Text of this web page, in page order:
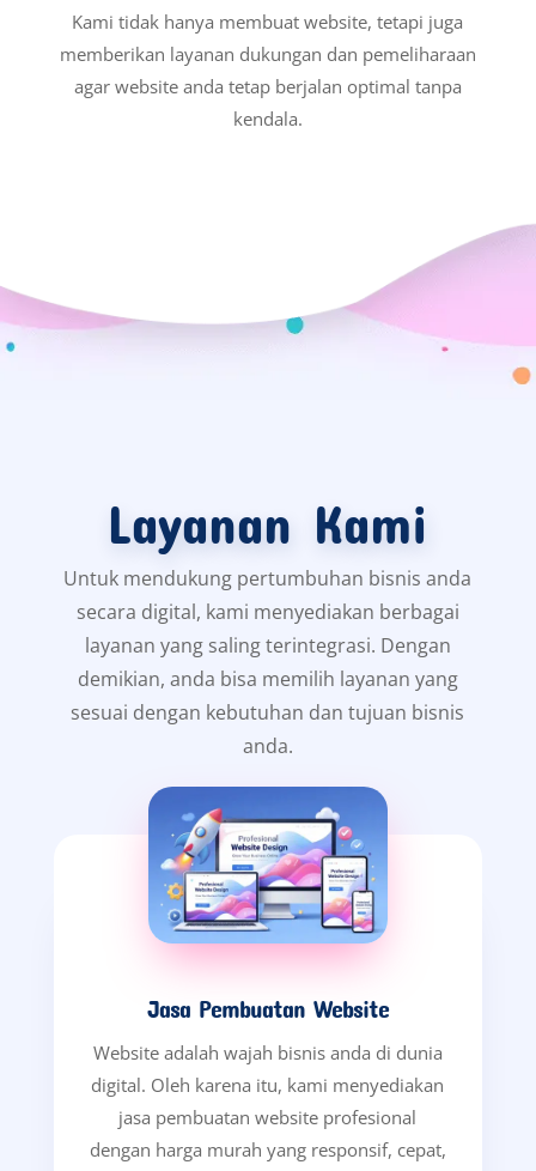
Kami tidak hanya membuat website, tetapi juga
memberikan layanan dukungan dan pemeliharaan
agar website anda tetap berjalan optimal tanpa
kendala.
Layanan Kami
Untuk mendukung pertumbuhan bisnis anda
secara digital, kami menyediakan berbagai
layanan yang saling terintegrasi. Dengan
demikian, anda bisa memilih layanan yang
sesuai dengan kebutuhan dan tujuan bisnis
anda.
Jasa Pembuatan Website
Website adalah wajah bisnis anda di dunia
digital. Oleh karena itu, kami menyediakan
jasa pembuatan website profesional
dengan harga murah yang responsif, cepat,